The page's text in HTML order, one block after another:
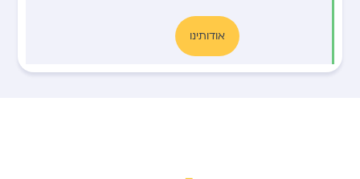
אודותינו